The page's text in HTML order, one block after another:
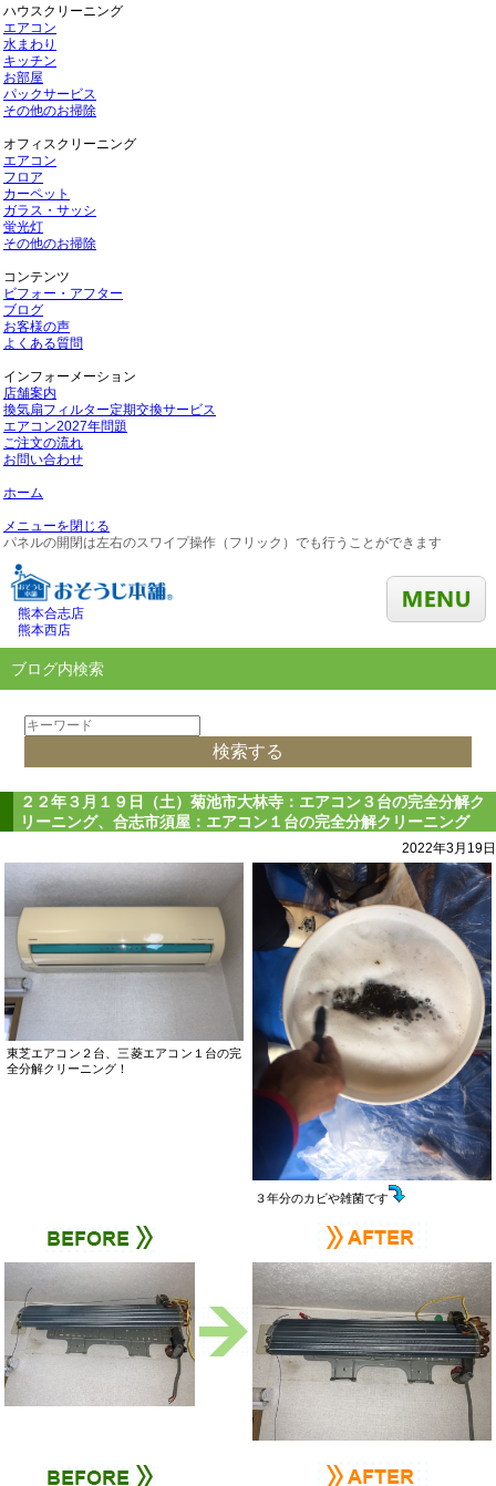
ハウスクリーニング
エアコン
水まわり
キッチン
お部屋
パックサービス
その他のお掃除
オフィスクリーニング
エアコン
フロア
カーペット
ガラス・サッシ
蛍光灯
その他のお掃除
コンテンツ
ビフォー・アフター
ブログ
お客様の声
よくある質問
インフォーメーション
店舗案内
換気扇フィルター定期交換サービス
エアコン2027年問題
ご注文の流れ
お問い合わせ
ホーム
メニューを閉じる
パネルの開閉は左右のスワイプ操作（フリック）でも行うことができます
熊本合志店
熊本西店
ブログ内検索
２２年３月１９日（土）菊池市大林寺：エアコン３台の完全分解ク
リーニング、合志市須屋：エアコン１台の完全分解クリーニング
2022年3月19日
東芝エアコン２台、三菱エアコン１台の完
全分解クリーニング！
３年分のカビや雑菌です